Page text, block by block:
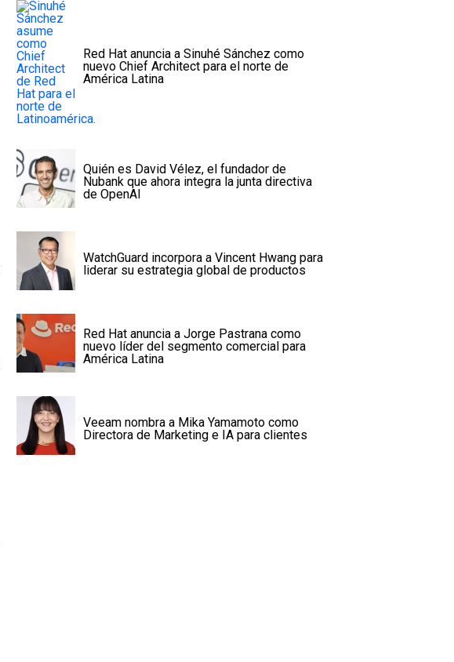
Red Hat anuncia a Sinuhé Sánchez como
nuevo Chief Architect para el norte de
América Latina
Quién es David Vélez, el fundador de
Nubank que ahora integra la junta directiva
de OpenAI
WatchGuard incorpora a Vincent Hwang para
liderar su estrategia global de productos
Red Hat anuncia a Jorge Pastrana como
nuevo líder del segmento comercial para
América Latina
Veeam nombra a Mika Yamamoto como
Directora de Marketing e IA para clientes